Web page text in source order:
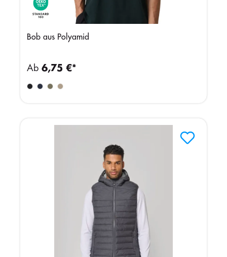
Bob aus Polyamid
Ab 6,75 €*